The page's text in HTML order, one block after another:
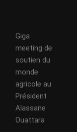
Giga
meeting de
soutien du
monde
agricole au
Président
Alassane
Ouattara